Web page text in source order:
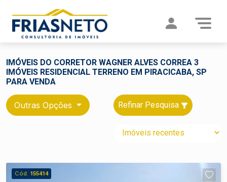
IMÓVEIS DO CORRETOR WAGNER ALVES CORREA 3
IMÓVEIS RESIDENCIAL TERRENO EM PIRACICABA, SP
PARA VENDA
Outras Opções Refinar Pesquisa
Cód. 155414